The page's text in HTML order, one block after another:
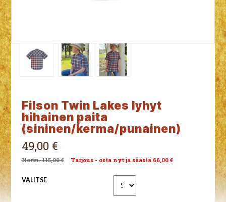
Filson Twin Lakes lyhyt
hihainen paita
(sininen/kerma/punainen)
49,00 €
115,00 € Tarjous - osta nyt ja säästä 66,00 €
VALITSE